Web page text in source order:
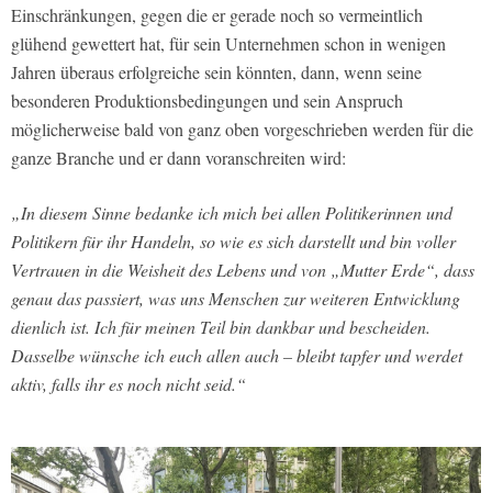
Einschränkungen, gegen die er gerade noch so vermeintlich
glühend gewettert hat, für sein Unternehmen schon in wenigen
Jahren überaus erfolgreiche sein könnten, dann, wenn seine
besonderen Produktionsbedingungen und sein Anspruch
möglicherweise bald von ganz oben vorgeschrieben werden für die
ganze Branche und er dann voranschreiten wird:
„In diesem Sinne bedanke ich mich bei allen Politikerinnen und
Politikern für ihr Handeln, so wie es sich darstellt und bin voller
Vertrauen in die Weisheit des Lebens und von „Mutter Erde“, dass
genau das passiert, was uns Menschen zur weiteren Entwicklung
dienlich ist. Ich für meinen Teil bin dankbar und bescheiden.
Dasselbe wünsche ich euch allen auch – bleibt tapfer und werdet
aktiv, falls ihr es noch nicht seid.“